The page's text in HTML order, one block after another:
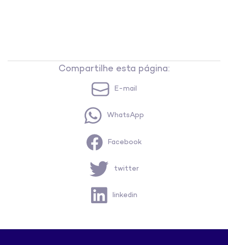
Compartilhe esta página:
E-mail
WhatsApp
Facebook
twitter
linkedin